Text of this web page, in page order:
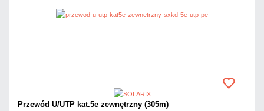
Przewód U/UTP kat.5e zewnętrzny (305m)